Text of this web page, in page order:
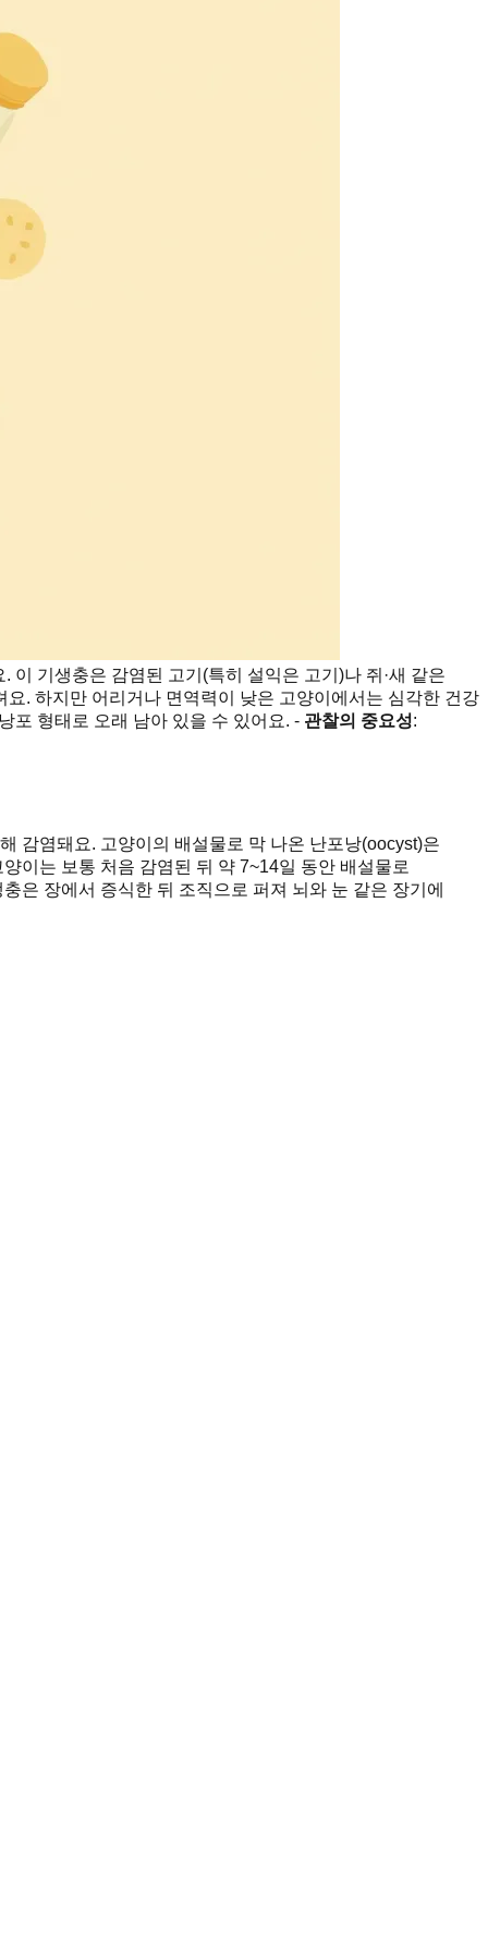
기생충은 감염된 고기(특히 설익은 고기)나 쥐·새 같은
. 하지만 어리거나 면역력이 낮은 고양이에서는 심각한 건강
포 형태로 오래 남아 있을 수 있어요. - 관찰의 중요성:
감염돼요. 고양이의 배설물로 막 나온 난포낭(oocyst)은
이는 보통 처음 감염된 뒤 약 7~14일 동안 배설물로
은 장에서 증식한 뒤 조직으로 퍼져 뇌와 눈 같은 장기에